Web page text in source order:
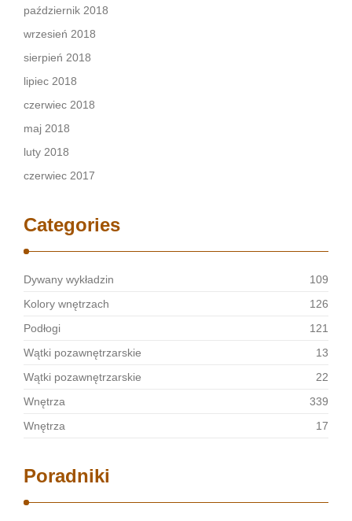
październik 2018
wrzesień 2018
sierpień 2018
lipiec 2018
czerwiec 2018
maj 2018
luty 2018
czerwiec 2017
Categories
Dywany wykładzin
109
Kolory wnętrzach
126
Podłogi
121
Wątki pozawnętrzarskie
13
Wątki pozawnętrzarskie
22
Wnętrza
339
Wnętrza
17
Poradniki